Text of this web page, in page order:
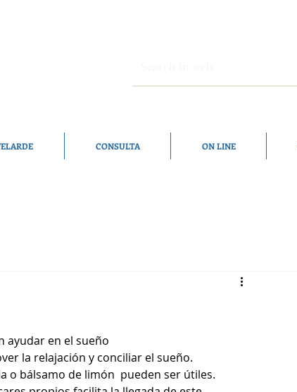
CONSULTA ON LINE
ayudar en el sueño
la relajación y conciliar el sueño.
o bálsamo de limón  pueden ser útiles.